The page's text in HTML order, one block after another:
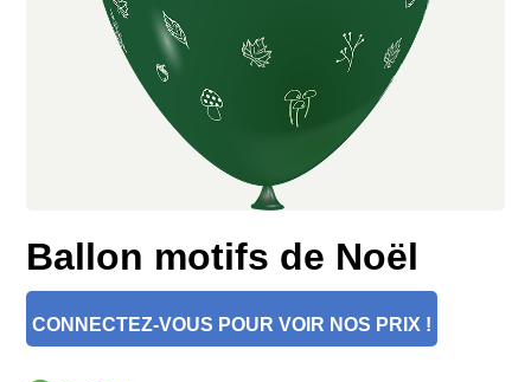
Ballon motifs de Noël
CONNECTEZ-VOUS POUR VOIR NOS PRIX !